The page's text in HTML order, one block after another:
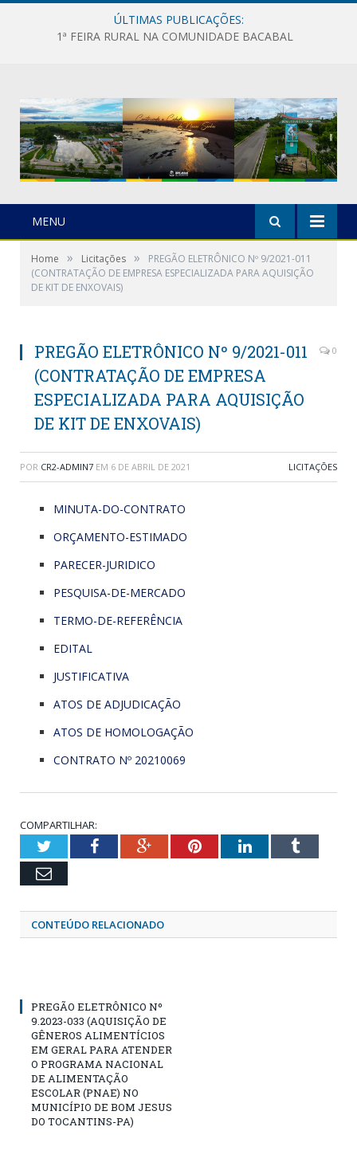
ÚLTIMAS PUBLICAÇÕES:
1ª FEIRA RURAL NA COMUNIDADE BACABAL
MENU
Home » Licitações »
PREGÃO ELETRÔNICO Nº 9/2021-011
(CONTRATAÇÃO DE EMPRESA ESPECIALIZADA PARA AQUISIÇÃO
DE KIT DE ENXOVAIS)
PREGÃO ELETRÔNICO Nº 9/2021-011
(CONTRATAÇÃO DE EMPRESA
ESPECIALIZADA PARA AQUISIÇÃO
DE KIT DE ENXOVAIS)
0
POR CR2-ADMIN7 EM 6 DE ABRIL DE 2021 LICITAÇÕES
MINUTA-DO-CONTRATO
ORÇAMENTO-ESTIMADO
PARECER-JURIDICO
PESQUISA-DE-MERCADO
TERMO-DE-REFERÊNCIA
EDITAL
JUSTIFICATIVA
ATOS DE ADJUDICAÇÃO
ATOS DE HOMOLOGAÇÃO
CONTRATO Nº 20210069
COMPARTILHAR:
TwitterFacebookGoogle+PinterestLinkedInTumblr
Email
CONTEÚDO RELACIONADO
PREGÃO ELETRÔNICO Nº
9.2023-033 (AQUISIÇÃO DE
GÊNEROS ALIMENTÍCIOS
EM GERAL PARA ATENDER
O PROGRAMA NACIONAL
DE ALIMENTAÇÃO
ESCOLAR (PNAE) NO
MUNICÍPIO DE BOM JESUS
DO TOCANTINS-PA)